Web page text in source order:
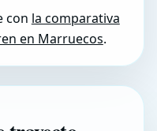
con la comparativa
en Marruecos.